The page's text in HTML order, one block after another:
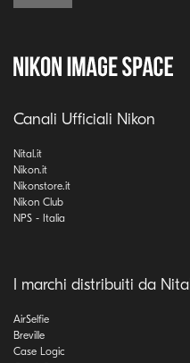
Canali Ufficiali Nikon
Nital.it
Nikon.it
Nikonstore.it
Nikon Club
NPS - Italia
I marchi distribuiti da Nital
AirSelfie
Breville
Case Logic